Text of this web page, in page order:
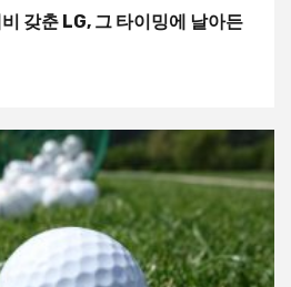
갖춘 LG, 그 타이밍에 날아든